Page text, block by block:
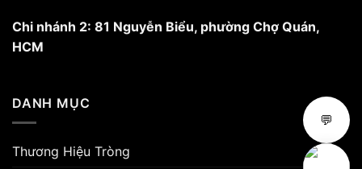
Chi nhánh 2: 81 Nguyễn Biểu, phường Chợ Quán,
HCM
DANH MỤC
Thương Hiệu Tròng
💬